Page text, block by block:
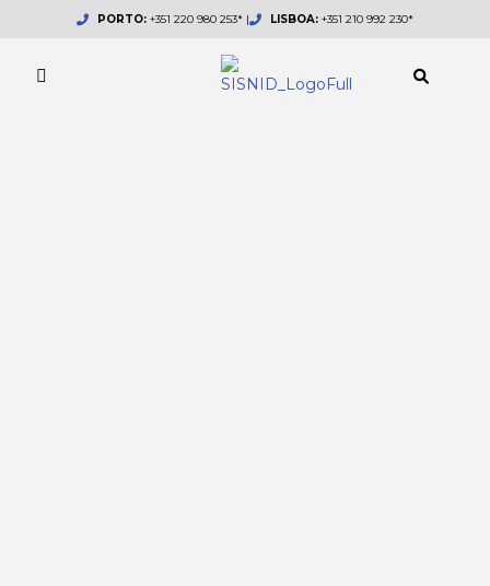
PORTO: +351 220 980 253* | LISBOA:+351 210 992 230*